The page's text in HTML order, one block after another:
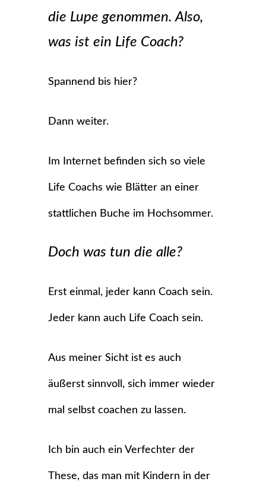
die Lupe genommen. Also,
was ist ein Life Coach?
Spannend bis hier?
Dann weiter.
Im Internet befinden sich so viele
Life Coachs wie Blätter an einer
stattlichen Buche im Hochsommer.
Doch was tun die alle?
Erst einmal, jeder kann Coach sein.
Jeder kann auch Life Coach sein.
Aus meiner Sicht ist es auch
äußerst sinnvoll, sich immer wieder
mal selbst coachen zu lassen.
Ich bin auch ein Verfechter der
These, das man mit Kindern in der